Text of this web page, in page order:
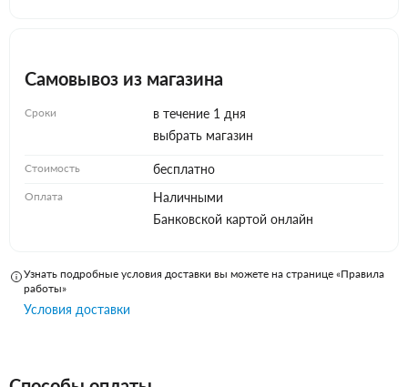
Самовывоз из магазина
Сроки
в течение 1 дня
выбрать магазин
Стоимость бесплатно
Оплата
Наличными
Банковской картой онлайн
Узнать подробные условия доставки вы можете на странице «Правила
работы»
Условия доставки